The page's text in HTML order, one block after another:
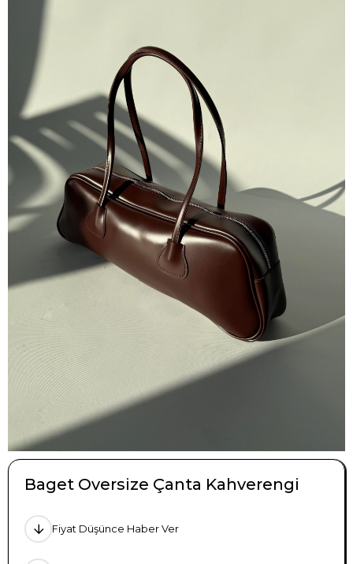
Baget Oversize Çanta Kahverengi
Fiyat Düşünce Haber Ver